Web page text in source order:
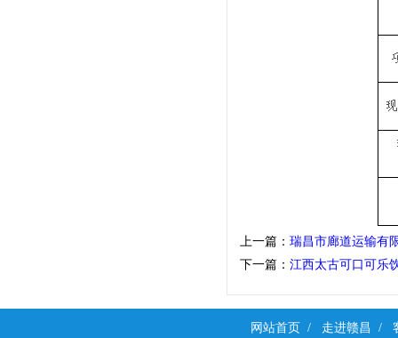
上一篇： 瑞昌市廊道运输有
下一篇： 江西太古可口可乐
网站首页 / 走进赣昌 /